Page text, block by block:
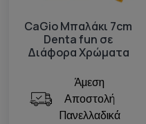
CaGio Μπαλάκι 7cm
Denta fun σε
Διάφορα Χρώματα
Άμεση
Αποστολή
Πανελλαδικά